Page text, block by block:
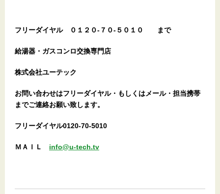
フリーダイヤル ０１２０-７０-５０１０ まで
給湯器・ガスコンロ交換専門店
株式会社ユーテック
お問い合わせはフリーダイヤル・もしくはメール・担当携帯
までご連絡お願い致します。
フリーダイヤル0120-70-5010
ＭＡＩＬ info@u-tech.tv